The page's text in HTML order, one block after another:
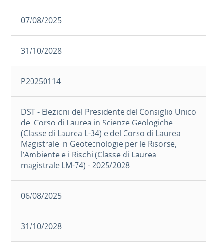
07/08/2025
31/10/2028
P20250114
DST - Elezioni del Presidente del Consiglio Unico
del Corso di Laurea in Scienze Geologiche
(Classe di Laurea L-34) e del Corso di Laurea
Magistrale in Geotecnologie per le Risorse,
l’Ambiente e i Rischi (Classe di Laurea
magistrale LM-74) - 2025/2028
06/08/2025
31/10/2028